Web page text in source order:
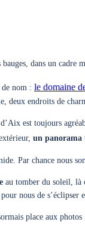
bauges, dans un
de nom : le domaine
deux endroits de
est toujours
un panorama
Par chance nous
au tomber du soleil, là
nous de
place aux photos